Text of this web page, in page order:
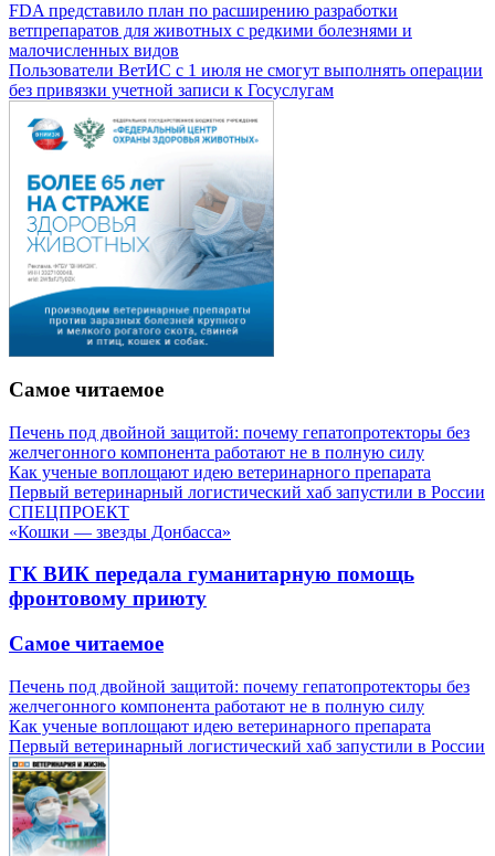
FDA представило план по расширению разработки
ветпрепаратов для животных с редкими болезнями и
малочисленных видов
Пользователи ВетИС с 1 июля не смогут выполнять операции
без привязки учетной записи к Госуслугам
Самое читаемое
Печень под двойной защитой: почему гепатопротекторы без
желчегонного компонента работают не в полную силу
Как ученые воплощают идею ветеринарного препарата
Первый ветеринарный логистический хаб запустили в России
СПЕЦПРОЕКТ
«Кошки — звезды Донбасса»
ГК ВИК передала гуманитарную помощь
фронтовому приюту
Самое читаемое
Печень под двойной защитой: почему гепатопротекторы без
желчегонного компонента работают не в полную силу
Как ученые воплощают идею ветеринарного препарата
Первый ветеринарный логистический хаб запустили в России